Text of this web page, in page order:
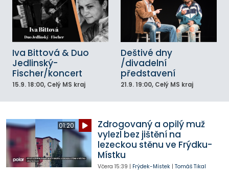
Iva Bittová & Duo
Jedlinský-
Fischer/koncert
15.9. 18:00, Celý MS kraj
Deštivé dny
/divadelní
představení
21.9. 19:00, Celý MS kraj
01:20
Zdrogovaný a opilý muž
vylezl bez jištění na
lezeckou stěnu ve Frýdku-
Místku
Včera 15:39 | Frýdek-Místek| Tomáš Tikal